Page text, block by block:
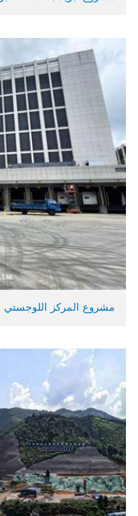
مشروع المركز اللوجستي